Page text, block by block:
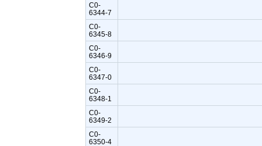
C0-
6344-7
C0-
6345-8
C0-
6346-9
C0-
6347-0
C0-
6348-1
C0-
6349-2
C0-
6350-4